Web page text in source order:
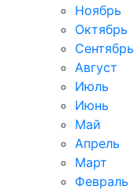
Ноябрь
Октябрь
Сентябрь
Август
Июль
Июнь
Май
Апрель
Март
Февраль